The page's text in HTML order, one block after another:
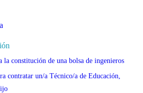
la constitución de una bolsa de ingenieros
contratar un/a Técnico/a de Educación,